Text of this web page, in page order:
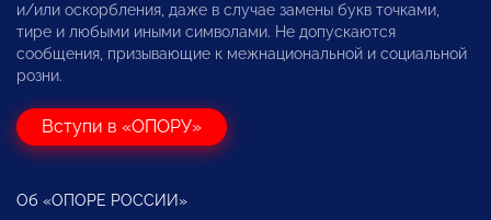
и/или оскорбления, даже в случае замены букв точками,
тире и любыми иными символами. Не допускаются
сообщения, призывающие к межнациональной и социальной
розни.
Вступи в «ОПОРУ»
Об «ОПОРЕ РОССИИ»